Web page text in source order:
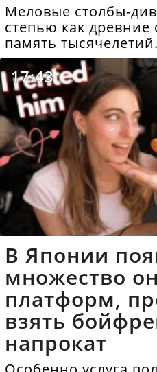
Меловые столбы-
степью как
память тысячелетий.
17:43
В Японии
множество
платформ,
взять
напрокат